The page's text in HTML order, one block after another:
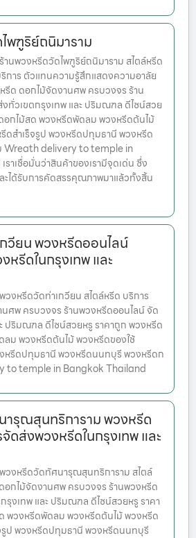
พฑูริย์ถนิมาราม
นพวงหรีดวัดไพฑูริย์ถนิมาราม สไตล์หรีด
การ ตัวแทนความรู้สึกแสดงความอาลัย
รีด ดอกไม้จัดงานศพ ครบวงจร ร้าน
ทั่วเขตกรุงเทพ และ ปริมณฑล ดีไซน์สวย
อกไม้สด พวงหรีดพัดลม พวงหรีดต้นไม้
ดสำเร็จรูป พวงหรีดปทุมธานี พวงหรีด
Wreath delivery to temple in
าเชื่อมั่นว่าสินค้าของเรามีจุดเด่น ซึ่ง
ะได้รับการคัดสรรคุณภาพมาแล้วทั้งสิ้น
วียน พวงหรีดออนไลน์
หรีดในกรุงเทพ และ
งหรีดวัดท่าเกวียน สไตล์หรีด บริการ
ศพ ครบวงจร ร้านพวงหรีดออนไลน์ จัด
ปริมณฑล ดีไซน์สวยหรู ราคาถูก พวงหรีด
ม พวงหรีดต้นไม้ พวงหรีดของใช้
หรีดปทุมธานี พวงหรีดนนทบุรี พวงหรีดก
to temple in Bangkok Thailand
รุณสุนทริการาม พวงหรีด
ดส่งพวงหรีดในกรุงเทพ และ
งหรีดวัดทัศนารุณสุนทริการาม สไตล์
อกไม้จัดงานศพ ครบวงจร ร้านพวงหรีด
รุงเทพ และ ปริมณฑล ดีไซน์สวยหรู ราคา
พวงหรีดพัดลม พวงหรีดต้นไม้ พวงหรีด
รูป พวงหรีดปทุมธานี พวงหรีดนนทบุรี